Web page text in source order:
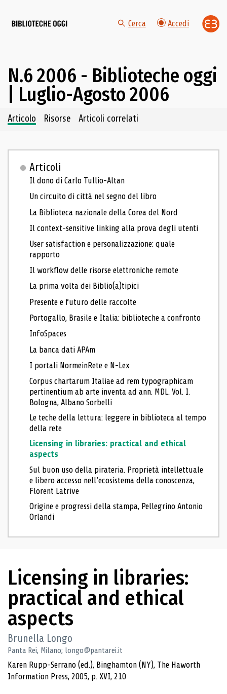
Cerca Accedi
N.6 2006 - Biblioteche oggi
| Luglio-Agosto 2006
Navigazione dei contenuti del fascicolo
Articolo Risorse Articoli correlati
Articoli
Il dono di Carlo Tullio-Altan
Un circuito di città nel segno del libro
La Biblioteca nazionale della Corea del Nord
Il context-sensitive linking alla prova degli utenti
User satisfaction e personalizzazione: quale
rapporto
Il workflow delle risorse elettroniche remote
La prima volta dei Biblio(a)tipici
Presente e futuro delle raccolte
Portogallo, Brasile e Italia: biblioteche a confronto
InfoSpaces
La banca dati APAm
I portali NormeinRete e N-Lex
Corpus chartarum Italiae ad rem typographicam
pertinentium ab arte inventa ad ann. MDL. Vol. I.
Bologna, Albano Sorbelli
Le teche della lettura: leggere in biblioteca al tempo
della rete
Licensing in libraries: practical and ethical
aspects
Sul buon uso della pirateria. Proprietà intellettuale
e libero accesso nell’ecosistema della conoscenza,
Florent Latrive
Origine e progressi della stampa, Pellegrino Antonio
Orlandi
Licensing in libraries:
practical and ethical
aspects
Brunella Longo
Panta Rei, Milano; longo@pantarei.it
Karen Rupp-Serrano (ed.), Binghamton (NY), The Haworth
Information Press, 2005, p. XVI, 210